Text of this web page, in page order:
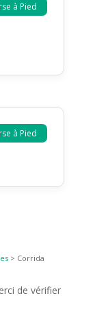
à Pied
à Pied
> Corrida
de vérifier